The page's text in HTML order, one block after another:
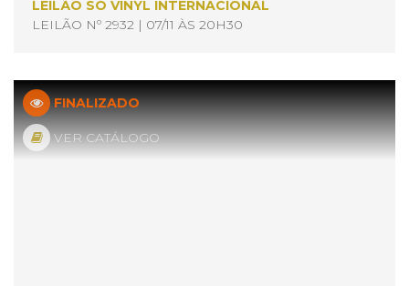
LEILÃO SÓ VINYL INTERNACIONAL
LEILÃO Nº 2932 | 07/11 ÀS 20H30
FINALIZADO
VER CATÁLOGO